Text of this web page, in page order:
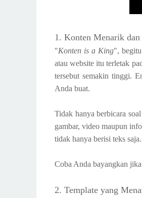
1. Konten Menarik
"Konten is a King", begitu
atau website itu terletak
tersebut semakin tinggi.
Anda buat.
Tidak hanya berbicara
gambar, video maupun
tidak hanya berisi teks saja.
Coba Anda bayangkan
2. Template yang